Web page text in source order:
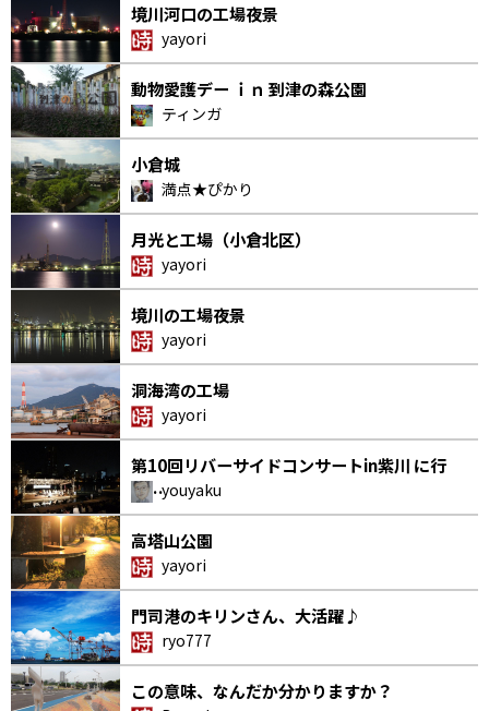
境川河口の工場夜景
yayori
動物愛護デー ｉｎ 到津の森公園
ティンガ
小倉城
満点★ぴかり
月光と工場（小倉北区）
yayori
境川の工場夜景
yayori
洞海湾の工場
yayori
第10回リバーサイドコンサートin紫川 に行
っ…youyaku
高塔山公園
yayori
門司港のキリンさん、大活躍♪
ryo777
この意味、なんだか分かりますか？